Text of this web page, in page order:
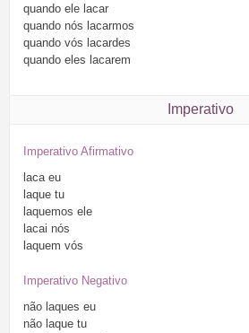
quando ele lacar
quando nós lacarmos
quando vós lacardes
quando eles lacarem
Imperativo
Imperativo Afirmativo
laca eu
laque tu
laquemos ele
lacai nós
laquem vós
Imperativo Negativo
não laques eu
não laque tu